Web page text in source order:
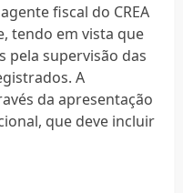
fiscal do CREA
tendo em vista que
pela supervisão das
A
da apresentação
que deve incluir